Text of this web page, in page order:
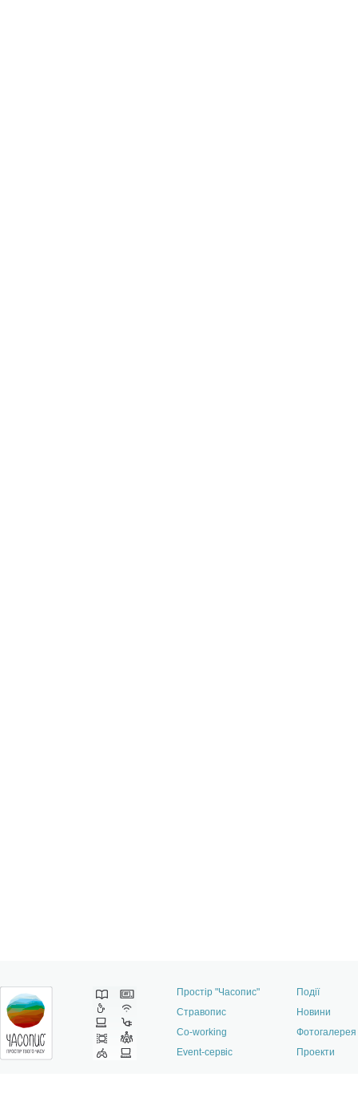
Простір "Часопис"
Події
Стравопис
Новини
Co-working
Фотогалерея
Event-сервіс
Проекти